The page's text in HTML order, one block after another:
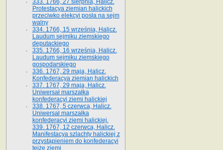
333. 1766, 27 sierpnia, Halicz.
Protestacya ziemian halickich
przeciwko elekcyi posła na sejm
walny
334. 1766, 15 września, Halicz.
Laudum sejmiku ziemskiego
deputackiego
335. 1766, 16 września, Halicz.
Laudum sejmiku ziemskiego
gospodarskiego
336. 1767, 29 maja, Halicz.
Konfederacya ziemian halickich
337. 1767, 29 maja, Halicz.
Uniwersał marszałka
konfederacyi ziemi halickiej
338. 1767, 5 czerwca, Halicz.
Uniwersał marszałka
konfederacyi ziemi halickiej.
339. 1767, 12 czerwca, Halicz.
Manifestacya szlachty halickiej z
przystąpieniem do konfederacyi
tejże ziemi